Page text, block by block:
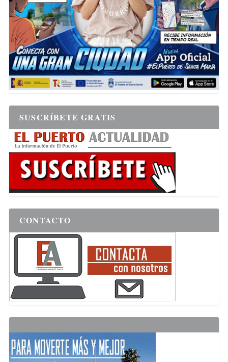
SUSCRÍBETE GRATIS
CONTACTO